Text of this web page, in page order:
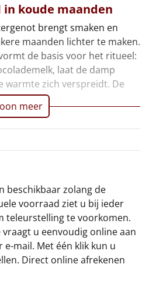
koude maanden
brengt smaken en
maanden lichter te maken.
de basis voor het ritueel:
laat de damp
warmte zich verspreidt. De
meer
beschikbaar zolang de
voorraad ziet u bij ieder
teleurstelling te voorkomen.
u eenvoudig online aan
mail. Met één klik kun u
Direct online afrekenen